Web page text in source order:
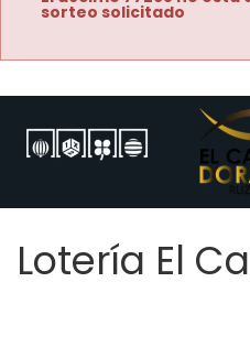
sorteo solicitado
Lotería El